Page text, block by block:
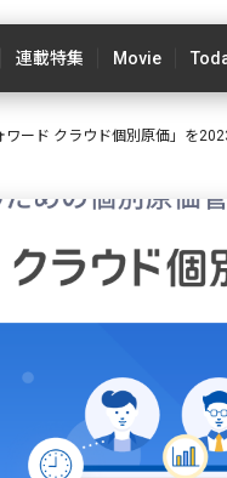
連載特集 Movie
ード クラウド個別原価」を